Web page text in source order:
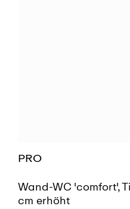
PRO
Wand-WC 'comfort',
cm erhöht